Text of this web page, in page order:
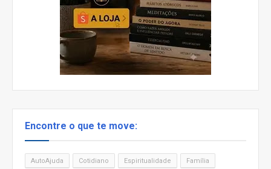
Encontre o que te move:
AutoAjuda Cotidiano Espiritualidade Família